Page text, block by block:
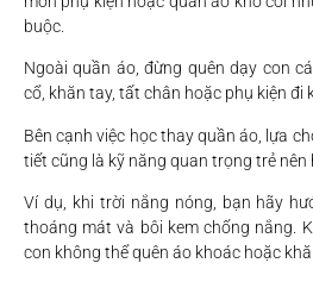
buộc.
Ngoài quần áo, đừng quên dạy con
cổ, khăn tay, tất chân hoặc phụ kiện đi
Bên cạnh việc học thay quần áo, lựa
tiết cũng là kỹ năng quan trọng trẻ nên
Ví dụ, khi trời nắng nóng, bạn hãy
thoáng mát và bôi kem chống nắng.
con không thể quên áo khoác hoặc